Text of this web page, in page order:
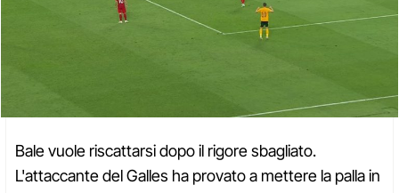
Bale vuole riscattarsi dopo il rigore sbagliato.
L'attaccante del Galles ha provato a mettere la palla in